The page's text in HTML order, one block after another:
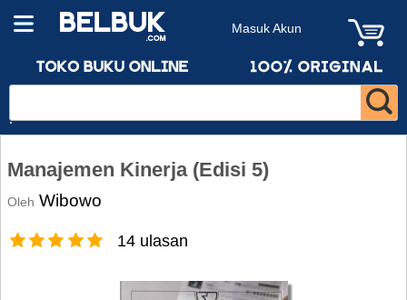
Masuk Akun
Manajemen Kinerja (Edisi 5)
Oleh Wibowo
14 ulasan